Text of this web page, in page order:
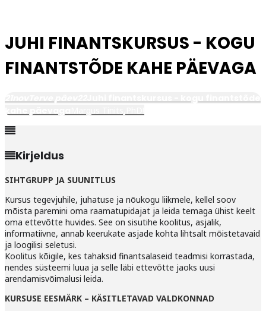
JUHI FINANTSKURSUS - KOGU
FINANTSTÕDE KAHE PÄEVAGA
Kirjeldus
SIHTGRUPP JA SUUNITLUS
Kursus tegevjuhile, juhatuse ja nõukogu liikmele, kellel soov
mõista paremini oma raamatupidajat ja leida temaga ühist keelt
oma ettevõtte huvides. See on sisutihe koolitus, asjalik,
informatiivne, annab keerukate asjade kohta lihtsalt mõistetavaid
ja loogilisi seletusi.
Koolitus kõigile, kes tahaksid finantsalaseid teadmisi korrastada,
nendes süsteemi luua ja selle läbi ettevõtte jaoks uusi
arendamisvõimalusi leida.
KURSUSE EESMÄRK – KÄSITLETAVAD VALDKONNAD